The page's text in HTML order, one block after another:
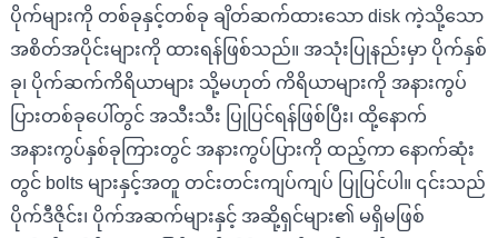
ပိုက်များကို တစ်ခုနှင့်တစ်ခု ချိတ်ဆက်ထားသော disk ကဲ့သို့သော
အစိတ်အပိုင်းများကို ထားရန်ဖြစ်သည်။ အသုံးပြုနည်းမှာ ပိုက်နှစ်
ခု၊ ပိုက်ဆက်ကိရိယာများ သို့မဟုတ် ကိရိယာများကို အနားကွပ်
ပြားတစ်ခုပေါ်တွင် အသီးသီး ပြုပြင်ရန်ဖြစ်ပြီး၊ ထို့နောက်
အနားကွပ်နှစ်ခုကြားတွင် အနားကွပ်ပြားကို ထည့်ကာ နောက်ဆုံး
တွင် bolts များနှင့်အတူ တင်းတင်းကျပ်ကျပ် ပြုပြင်ပါ။ ၎င်းသည်
ပိုက်ဒီဇိုင်း၊ ပိုက်အဆက်များနှင့် အဆို့ရှင်များ၏ မရှိမဖြစ်